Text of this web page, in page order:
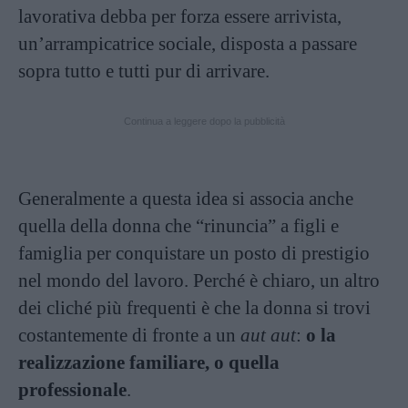
lavorativa debba per forza essere arrivista,
un’arrampicatrice sociale, disposta a passare
sopra tutto e tutti pur di arrivare.
Generalmente a questa idea si associa anche
quella della donna che “rinuncia” a figli e
famiglia per conquistare un posto di prestigio
nel mondo del lavoro. Perché è chiaro, un altro
dei cliché più frequenti è che la donna si trovi
costantemente di fronte a un aut aut: o la
realizzazione familiare, o quella
professionale.